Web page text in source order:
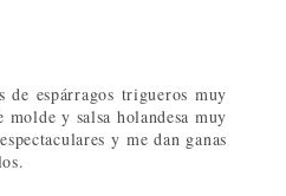
de espárragos trigueros muy
molde y salsa holandesa muy
y me dan ganas